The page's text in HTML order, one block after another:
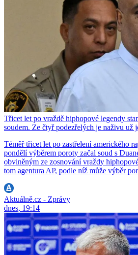
Třicet let po vraždě hiphopové legendy
soudem. Ze čtyř podezřelých je naživu už
Téměř třicet let po zastřelení amerického
pondělí výběrem poroty začal soud s
obviněným ze zosnování vraždy
tom agentura AP, podle níž může výběr
Aktuálně.cz - Zprávy
dnes, 19:14